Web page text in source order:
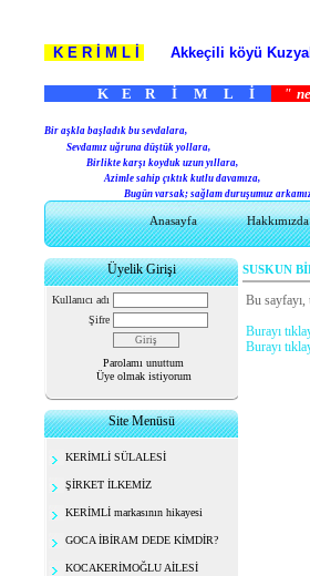
K E R İ M L İ Akkeçili köyü
K E R İ M L İ "
Bir aşkla başladık bu sevdalara,
Sevdamız uğruna düştük yollara,
Birlikte karşı koyduk uzun yıllara,
Azimle sahip çıktık kutlu davamıza,
Bugün varsak; sağlam duruşumuz
Anasayfa Hakkımızda
Üyelik Girişi
Kullanıcı adı
Şifre
Parolamı unuttum
Üye olmak istiyorum
Site Menüsü
KERİMLİ SÜLALESİ
ŞİRKET İLKEMİZ
KERİMLİ markasının hikayesi
GOCA İBİRAM DEDE KİMDİR?
KOCAKERİMOĞLU AİLESİ
SUSKUN
Bu
Burayı
Burayı